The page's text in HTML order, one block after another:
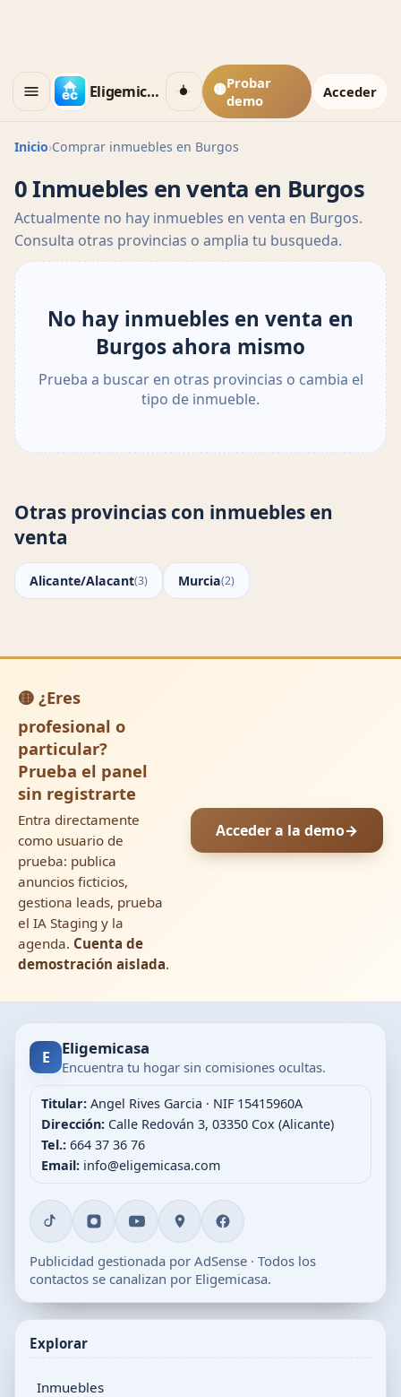
Eligemicasa 🟡Probar
demo
Acceder
Inicio›Comprar inmuebles en Burgos
0 Inmuebles en venta en Burgos
Actualmente no hay inmuebles en venta en Burgos.
Consulta otras provincias o amplia tu busqueda.
No hay inmuebles en venta en
Burgos ahora mismo
Prueba a buscar en otras provincias o cambia el
tipo de inmueble.
Otras provincias con inmuebles en
venta
Alicante/Alacant(3) Murcia(2)
🟡 ¿Eres
profesional o
particular?
Prueba el panel
sin registrarte
Entra directamente
como usuario de
prueba: publica
anuncios ficticios,
gestiona leads, prueba
el IA Staging y la
agenda. Cuenta de
demostración aislada.
Acceder a la demo→
E Eligemicasa
Encuentra tu hogar sin comisiones ocultas.
Titular: Angel Rives Garcia · NIF 15415960A
Dirección: Calle Redován 3, 03350 Cox (Alicante)
Tel.: 664 37 36 76
Email: info@eligemicasa.com
Publicidad gestionada por AdSense · Todos los
contactos se canalizan por Eligemicasa.
Explorar
Inmuebles